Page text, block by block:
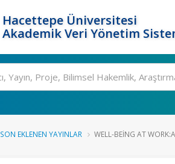
Hacettepe Üniversitesi
Akademik Veri Yönetim
SON EKLENEN YAYINLAR WELL-BEING AT